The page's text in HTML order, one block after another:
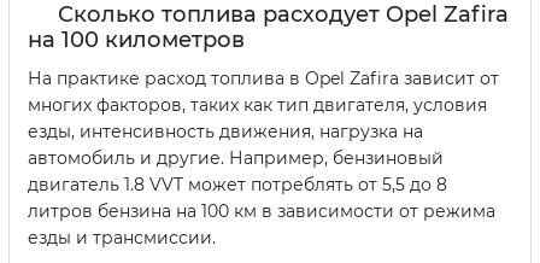
Сколько топлива расходует Opel Zafira
на 100 километров
На практике расход топлива в Opel Zafira зависит от
многих факторов, таких как тип двигателя, условия
езды, интенсивность движения, нагрузка на
автомобиль и другие. Например, бензиновый
двигатель 1.8 VVT может потреблять от 5,5 до 8
литров бензина на 100 км в зависимости от режима
езды и трансмиссии.